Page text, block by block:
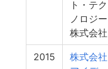
ト・テク
ノロジー
株式会社
2015
株式会社